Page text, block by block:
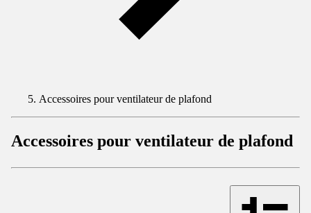
Accessoires pour ventilateur de plafond
Accessoires pour ventilateur de plafond